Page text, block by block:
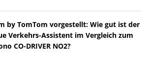
by TomTom vorgestellt: Wie gut ist der
Verkehrs-Assistent im Vergleich zum
CO-DRIVER NO2?